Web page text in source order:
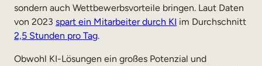
sondern auch Wettbewerbsvorteile bringen. Laut Daten
von 2023 spart ein Mitarbeiter durch KI im Durchschnitt
2,5 Stunden pro Tag.
Obwohl KI-Lösungen ein großes Potenzial und